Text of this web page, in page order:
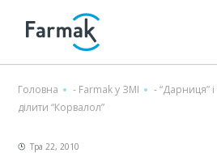
Головна - Farmak у ЗМІ -“Дарниця”
ділити “Корвалол”
Тра 22, 2010